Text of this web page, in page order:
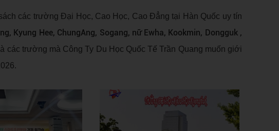
các trường Đại Học, Cao Học, Cao Đẳng tại Hàn Quốc uy tín
Kyung Hee, ChungAng, Sogang, nữ Ewha, Kookmin, Dongguk ,
các trường mà Công Ty Du Học Quốc Tế Trần Quang muốn giới